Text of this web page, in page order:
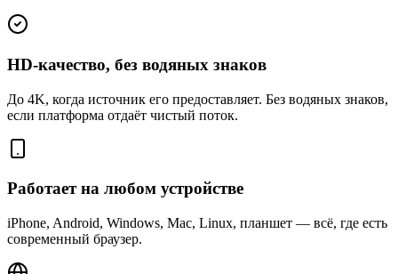
HD-качество, без водяных знаков
До 4K, когда источник его предоставляет. Без водяных знаков,
если платформа отдаёт чистый поток.
Работает на любом устройстве
iPhone, Android, Windows, Mac, Linux, планшет — всё, где есть
современный браузер.